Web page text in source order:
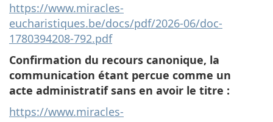
https://www.miracles-
eucharistiques.be/docs/pdf/2026-06/doc-
1780394208-792.pdf
Confirmation du recours canonique, la
communication étant percue comme un
acte administratif sans en avoir le titre :
https://www.miracles-